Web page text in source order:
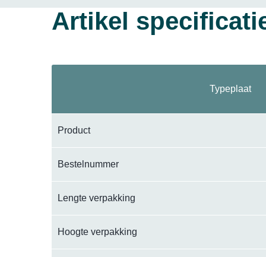
Artikel
Typeplaat
Product
Bestelnummer
Lengte verpakking
Hoogte verpakking